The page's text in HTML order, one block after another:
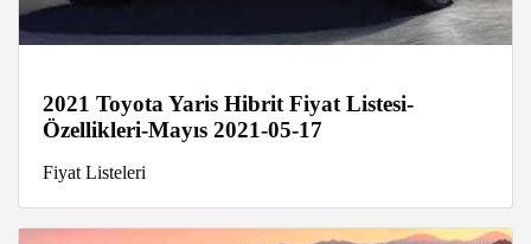
2021 Toyota Yaris Hibrit Fiyat Listesi-
Özellikleri-Mayıs 2021-05-17
Fiyat Listeleri